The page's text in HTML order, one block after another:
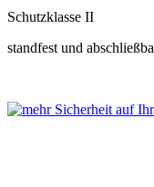
Schutzklasse II
standfest und